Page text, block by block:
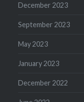
December 2023
September 2023
May 2023
January 2023
December 2022